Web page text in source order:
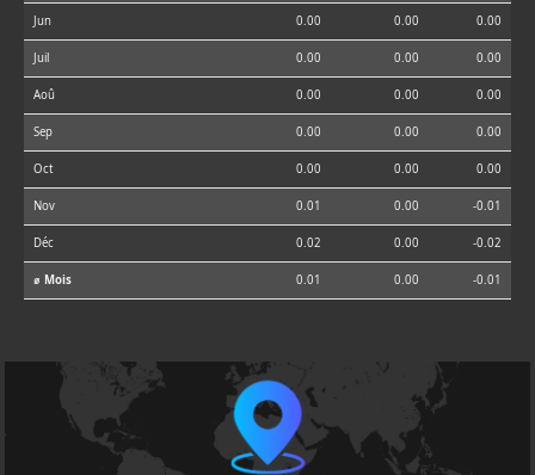
Jun 0.00 0.00 0.00
Juil 0.00 0.00 0.00
Aoû 0.00 0.00 0.00
Sep 0.00 0.00 0.00
Oct 0.00 0.00 0.00
Nov 0.01 0.00 -0.01
Déc 0.02 0.00 -0.02
⌀ Mois 0.01 0.00 -0.01